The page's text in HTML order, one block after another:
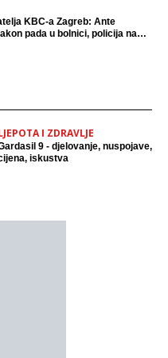
KBC-a Zagreb: Ante
pada u bolnici, policija na
I ZDRAVLJE
9 - djelovanje, nuspojave,
iskustva